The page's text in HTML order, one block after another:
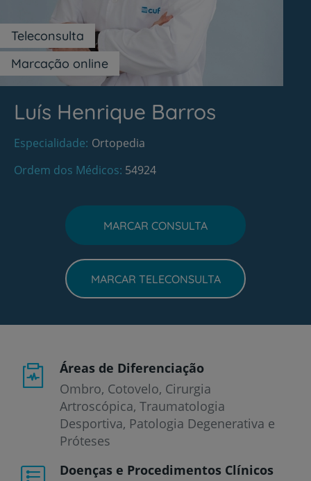
Marcação online
Teleconsulta
Luís Henrique Barros
Especialidade Ortopedia
Ordem dos Médicos 54924
MARCAR CONSULTA
MARCAR TELECONSULTA
Áreas de Diferenciação
Ombro, Cotovelo, Cirurgia
Artroscópica, Traumatologia
Desportiva, Patologia Degenerativa e
Próteses
Doenças e Procedimentos Clínicos